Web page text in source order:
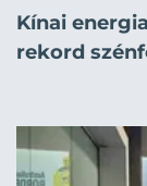
Kínai
rekord